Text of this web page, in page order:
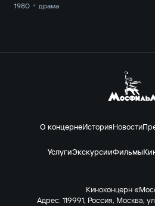
1980 драма
О концернеИсторияНовости
УслугиЭкскурсииФильмы
Киноконцерн
Адрес: 119991, Россия, Москва,